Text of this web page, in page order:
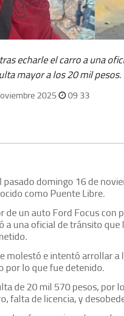
echarle el carro a una
mayor a los 20 mil pesos.
2025 09 33
pasado domingo 16 de
como Puente Libre.
de un auto Ford Focus con
a una oficial de tránsito
molestó e intentó arrollar a
por lo que fue detenido.
de 20 mil 570 pesos, por
falta de licencia, y